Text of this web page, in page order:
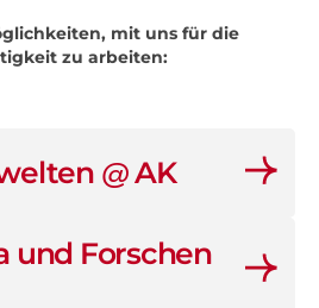
mit uns für die
zu arbeiten:
@AK
und Forschen